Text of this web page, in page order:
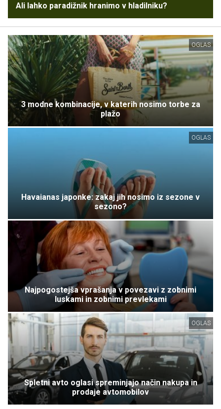
Ali lahko paradižnik hranimo v hladilniku?
OGLAS
3 modne kombinacije, v katerih nosimo torbe za
plažo
OGLAS
Havaianas japonke: zakaj jih nosimo iz sezone v
sezono?
Najpogostejša vprašanja v povezavi z zobnimi
luskami in zobnimi prevlekami
OGLAS
Spletni avto oglasi spreminjajo način nakupa in
prodaje avtomobilov